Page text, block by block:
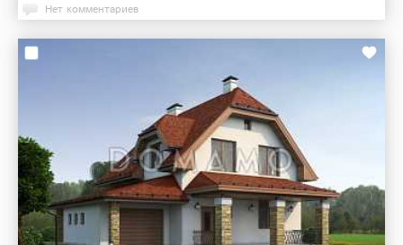
Нет комментариев